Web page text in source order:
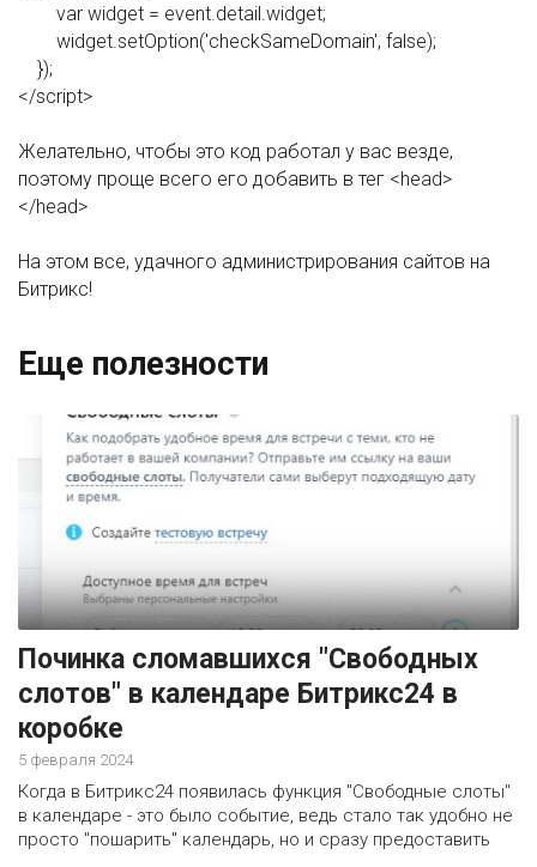
var widget = event.detail.widget;
widget.setOption('checkSameDomain', false);
});
</script>
Желательно, чтобы это код работал у вас везде,
поэтому проще всего его добавить в тег <head>
</head>
На этом все, удачного администрирования сайтов на
Битрикс!
Еще полезности
Починка сломавшихся "Свободных
слотов" в календаре Битрикс24 в
коробке
5 февраля 2024
Когда в Битрикс24 появилась функция "Свободные слоты"
в календаре - это было событие, ведь стало так удобно не
просто "пошарить" календарь, но и сразу предоставить